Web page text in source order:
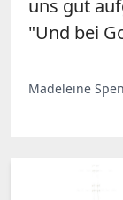
uns gut
"Und bei
Madeleine